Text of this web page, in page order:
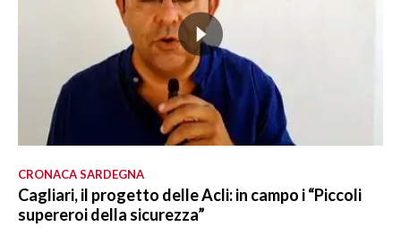
CRONACA SARDEGNA
Cagliari, il progetto delle Acli: in campo i “Piccoli
supereroi della sicurezza”